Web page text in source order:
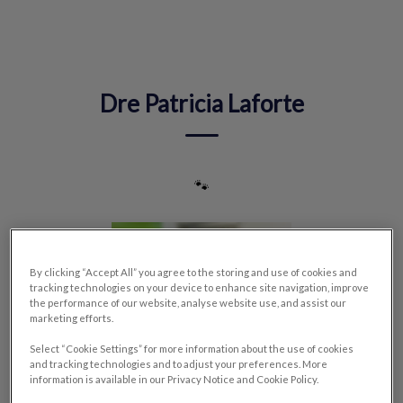
Dre Patricia Laforte
🐾
By clicking “Accept All” you agree to the storing and use of cookies and
tracking technologies on your device to enhance site navigation, improve
the performance of our website, analyse website use, and assist our
marketing efforts.
Select “Cookie Settings” for more information about the use of cookies
and tracking technologies and to adjust your preferences. More
information is available in our Privacy Notice and Cookie Policy.